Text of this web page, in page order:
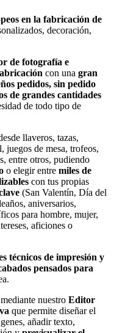
en la fabricación de
decoración,
de fotografía e
con una gran
pedidos, sin pedido
de grandes cantidades
de todo tipo de
llaveros, tazas,
juegos de mesa, trofeos,
entre otros, pudiendo
o elegir entre miles de
con tus propias
(San Valentín, Día del
aniversarios,
para hombre, mujer,
aficiones o
técnicos de impresión y
pensados para
nuestro Editor
que permite diseñar el
añadir texto,